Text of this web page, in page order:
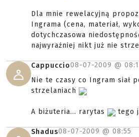
Dla mnie rewelacyjną
Ingrama (cena, materiał,
dotychczasowa
najwyraźniej nikt już nie
Cappuccio08-07-2009 @
Nie te czasy co Ingram siał
strzelaniach
A biżuteria... rarytas tego
Shadus08-07-2009 @ 08:55